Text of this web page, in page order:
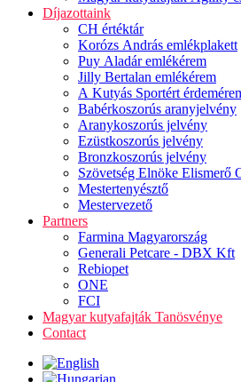
Díjazottaink
CH értéktár
Korózs András emlékplakett
Puy Aladár emlékérem
Jilly Bertalan emlékérem
A Kutyás Sportért
Babérkoszorús aranyjelvény
Aranykoszorús jelvény
Ezüstkoszorús jelvény
Bronzkoszorús jelvény
Szövetség Elnöke Elismerő
Mestertenyésztő
Mestervezető
Partners
Farmina Magyarország
Generali Petcare - DBX Kft
Rebiopet
ONE
FCI
Magyar kutyafajták Tanösvénye
Contact